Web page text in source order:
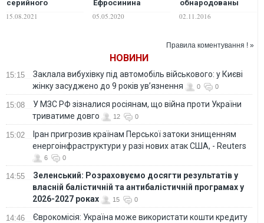
серийного
"Днепр"
15.08.2021
Ефросинина
действиями
05.05.2020
обнародованы
"ДНР" из банды
02.11.2016
Правила коментування ! »
НОВИНИ
15:15
Заклала вибухівку під автомобіль військового: у Києві
жінку засуджено до 9 років ув’язнення
0 0
15:08
У МЗС РФ зізналися росіянам, що війна проти України
триватиме довго
12 0
15:02
Іран пригрозив країнам Перської затоки знищенням
енергоінфраструктури у разі нових атак США, - Reuters
6 0
14:55
Зеленський: Розраховуємо досягти результатів у
власній балістичній та антибалістичній програмах у
2026-2027 роках
15 0
14:46
Єврокомісія: Україна може використати кошти кредиту